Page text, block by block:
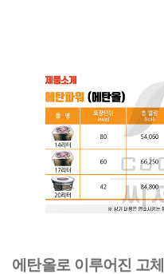
에탄올로 이루어진 고